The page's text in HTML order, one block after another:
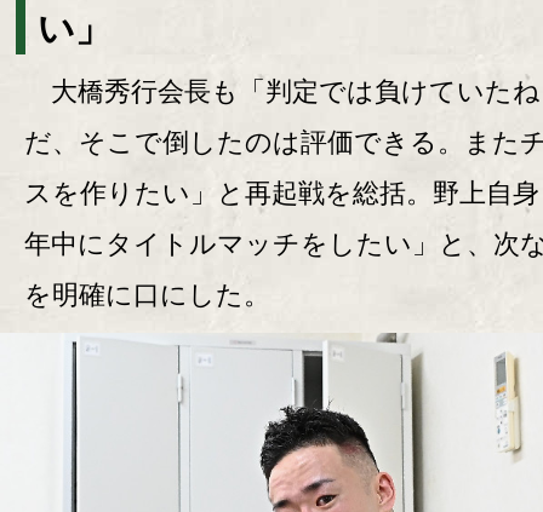
い」
大橋秀行会長も「判定では負けていた
だ、そこで倒したのは評価できる。また
スを作りたい」と再起戦を総括。野上自
年中にタイトルマッチをしたい」と、次
を明確に口にした。